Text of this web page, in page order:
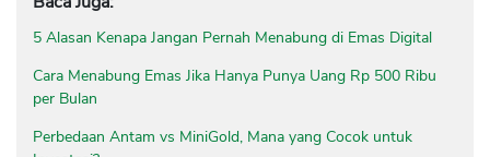
5 Alasan Kenapa Jangan Pernah Menabung di Emas Digital
Cara Menabung Emas Jika Hanya Punya Uang Rp 500 Ribu
per Bulan
Perbedaan Antam vs MiniGold, Mana yang Cocok untuk